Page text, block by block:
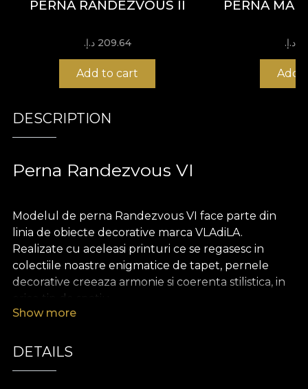
PERNA RANDEZVOUS II
209.64 د.إ.‏
Add to cart
PERNA
Add
DESCRIPTION
Perna Randezvous VI
Modelul de perna Randezvous VI face parte din
linia de obiecte decorative marca VLAdiLA.
Realizate cu aceleasi printuri ce se regasesc in
colectiile noastre enigmatice de tapet, pernele
decorative creeaza armonie si coerenta stilistica, in
orice tip de spatiu.
bogat si pretios, extrem de placut la atingere.
Show more
DETAILS